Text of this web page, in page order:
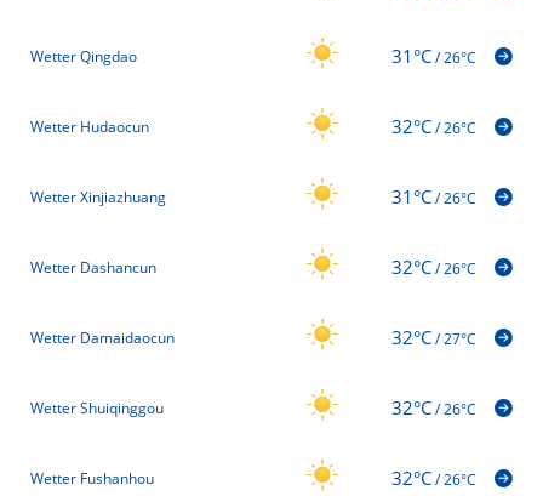
Wetter Qingdao 31°C/26°C
Wetter Hudaocun 32°C/26°C
Wetter Xinjiazhuang 31°C/26°C
Wetter Dashancun 32°C/26°C
Wetter Damaidaocun 32°C/27°C
Wetter Shuiqinggou 32°C/26°C
Wetter Fushanhou 32°C/26°C